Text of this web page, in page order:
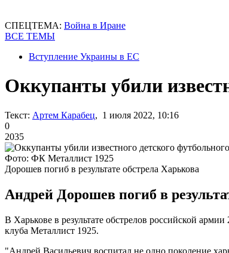
СПЕЦТЕМА: Война в Иране
ВСЕ ТЕМЫ
Вступление Украины в ЕС
Оккупанты убили
Текст: Артем Карабец, 1 июля 2022, 10:16
0
2035
Фото: ФК Металлист 1925
Дорошев погиб в результате обстрела Харькова
Андрей Дорошев погиб в
В Харькове в результате обстрелов российской
клуба Металлист 1925.
"Андрей Васильевич воспитал не одно поколение